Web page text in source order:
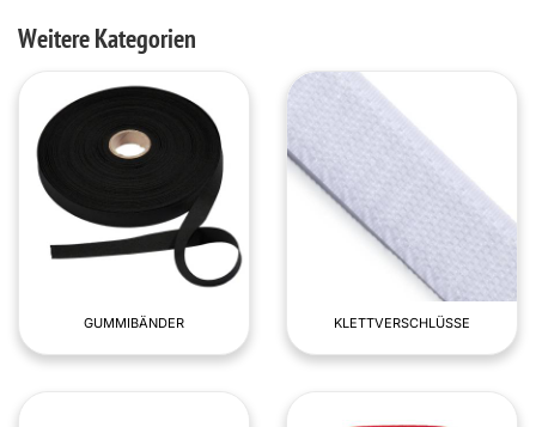
Weitere Kategorien
GUMMIBÄNDER KLETTVERSCHLÜSSE